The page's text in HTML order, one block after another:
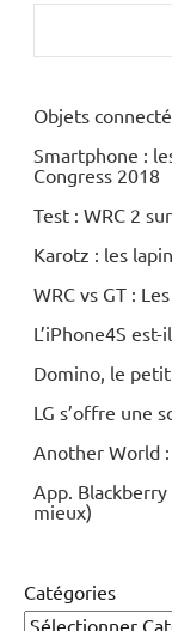
Objets
Smartphone :
Congress 2018
Test : WRC 2
Karotz : les
WRC vs GT :
L’iPhone4S est-
Domino, le
LG s’offre une
Another World
App. Blackberry
mieux)
Catégories